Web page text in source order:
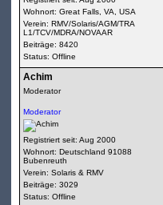
Wohnort: Great Falls, VA, USA
Verein: RMV/Solaris/AGM/TRA
L1/TCV/MDRA/NOVAAR
Beiträge: 8420
Status: Offline
Achim
Moderator
Moderator
Registriert seit: Aug 2000
Wohnort: Deutschland 91088
Bubenreuth
Verein: Solaris & RMV
Beiträge: 3029
Status: Offline